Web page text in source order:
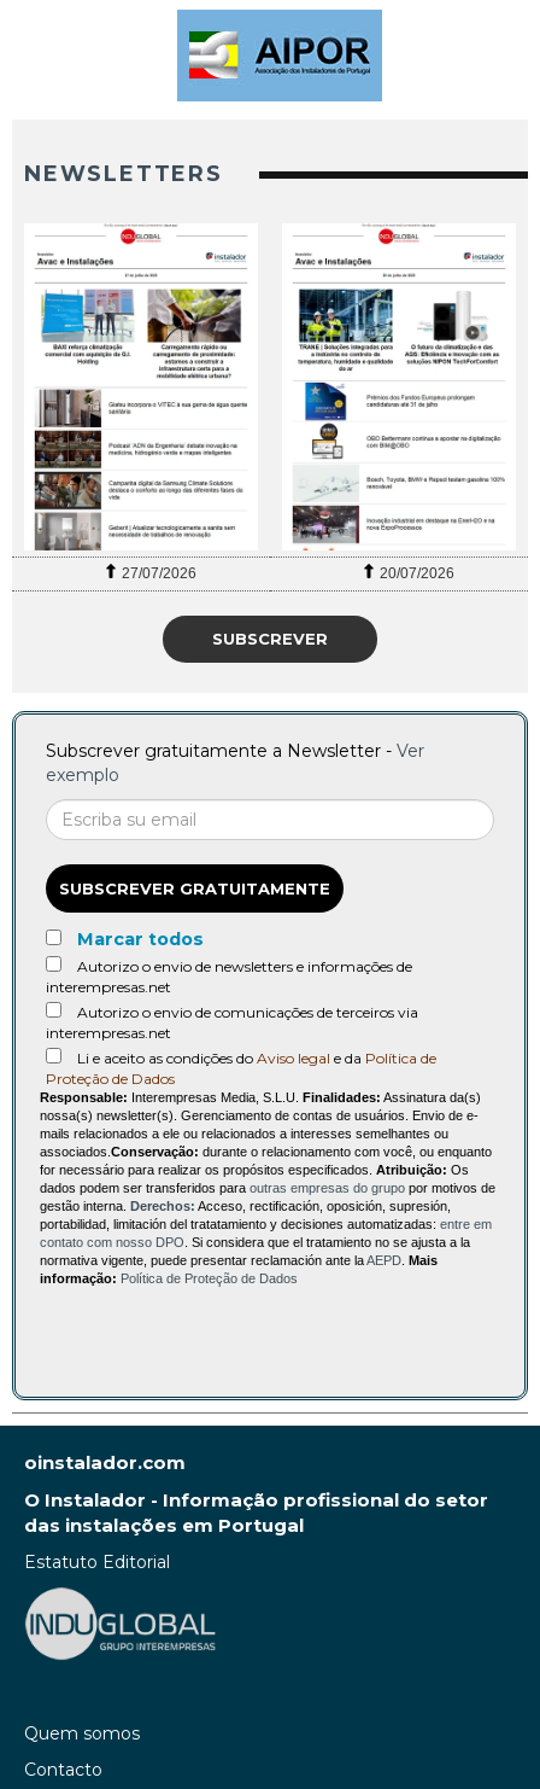
NEWSLETTERS
27/07/2026 20/07/2026
SUBSCREVER
Subscrever gratuitamente a Newsletter - Ver
exemplo
SUBSCREVER GRATUITAMENTE
Marcar todos
Autorizo o envio de newsletters e informações de
interempresas.net
Autorizo o envio de comunicações de terceiros via
interempresas.net
Li e aceito as condições do Aviso legal e da Política de
Proteção de Dados
Responsable: Interempresas Media, S.L.U. Finalidades: Assinatura da(s)
nossa(s) newsletter(s). Gerenciamento de contas de usuários. Envio de e-
mails relacionados a ele ou relacionados a interesses semelhantes ou
associados. Conservação: durante o relacionamento com você, ou enquanto
for necessário para realizar os propósitos especificados. Atribuição: Os
dados podem ser transferidos para outras empresas do grupo por motivos de
gestão interna. Derechos: Acceso, rectificación, oposición, supresión,
portabilidad, limitación del tratatamiento y decisiones automatizadas: entre em
contato com nosso DPO . Si considera que el tratamiento no se ajusta a la
normativa vigente, puede presentar reclamación ante laAEPD Mais
informação: Política de Proteção de Dados
oinstalador.com
O Instalador - Informação profissional do setor
das instalações em Portugal
Estatuto Editorial
Quem somos
Contacto